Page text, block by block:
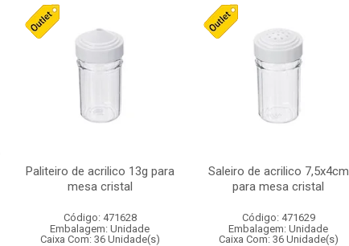
Paliteiro de acrilico 13g para
mesa cristal
Código: 471628
Embalagem: Unidade
Caixa Com: 36 Unidade(s)
Saleiro de acrilico 7,5x4cm
para mesa cristal
Código: 471629
Embalagem: Unidade
Caixa Com: 36 Unidade(s)